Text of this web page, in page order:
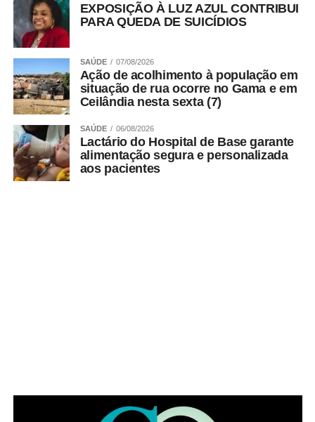
EXPOSIÇÃO À LUZ AZUL CONTRIBUI
PARA QUEDA DE SUICÍDIOS
SAÚDE 07/08/2026
Ação de acolhimento à população em
situação de rua ocorre no Gama e em
Ceilândia nesta sexta (7)
SAÚDE 06/08/2026
Lactário do Hospital de Base garante
alimentação segura e personalizada
aos pacientes